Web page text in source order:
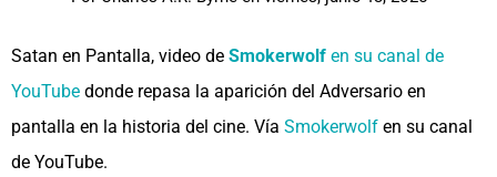
Satan en Pantalla, video de Smokerwolf en su canal de
YouTube donde repasa la aparición del Adversario en
pantalla en la historia del cine. Vía Smokerwolf en su canal
de YouTube.